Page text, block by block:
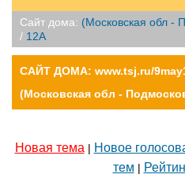
Сайт дома: (Московская обл -
/ 12А
САЙТ ДОМА: www.tsj.ru/
(Московская обл -
Новая тема | Новое
тем |